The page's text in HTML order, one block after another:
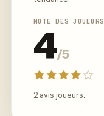
NOTE DES JOUEURS
4/5
2 avis joueurs.